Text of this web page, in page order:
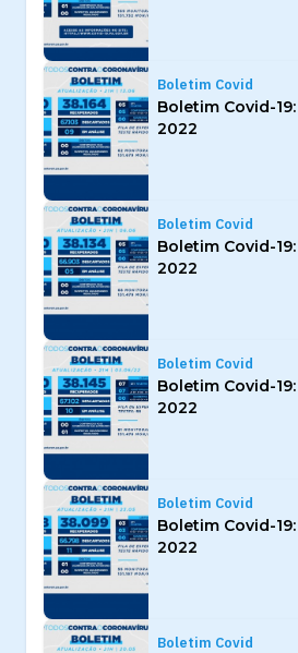
Boletim Covid
Boletim Covid-
2022
Boletim Covid
Boletim Covid-
2022
Boletim Covid
Boletim Covid-
2022
Boletim Covid
Boletim Covid-
2022
Boletim Covid